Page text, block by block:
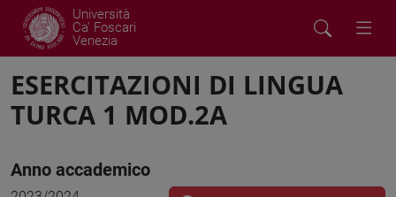
Università
Ca' Foscari
Venezia
ESERCITAZIONI DI LINGUA
TURCA 1 MOD.2A
Anno accademico